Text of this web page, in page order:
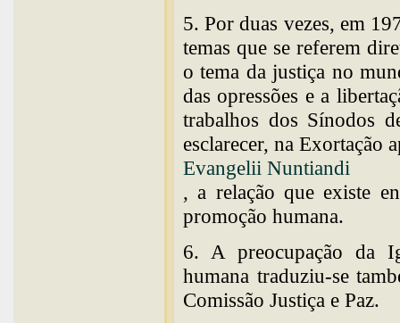
5. Por duas vezes, em
temas que se referem
o tema da justiça no
das opressões e a
trabalhos dos Sínodos
esclarecer, na Exortação
Evangelii Nuntiandi
, a relação que existe
promoção humana.
6. A preocupação da
humana traduziu-se
Comissão Justiça e Paz.